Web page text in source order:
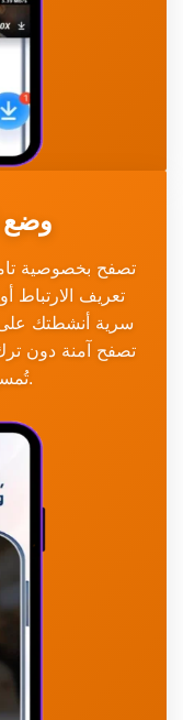
وضع
تصفح بخصوصية
تعريف الارتباط
سرية أنشطتك على
تصفح آمنة دون
تُمسح جميع البيانات تلقائيًا.